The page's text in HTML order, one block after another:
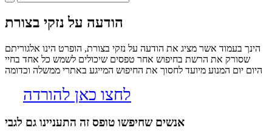
הודעה על נזקי בצורת
הינך בעמוד אשר מציג את הודעה על נזקי בצורת, הופרט הינו אלגוריתם
שסורק את הרשת בחיפוש אחר טפסים שיכולים לשמש כל אחד בחיי
היום יום המנוע מיועד לחסוך את החיפוש המייגע באתרי ממשלה וכדומה
לחצו כאן להורדה
אנשים שחיפשו טופס זה התעניינו גם לגבי